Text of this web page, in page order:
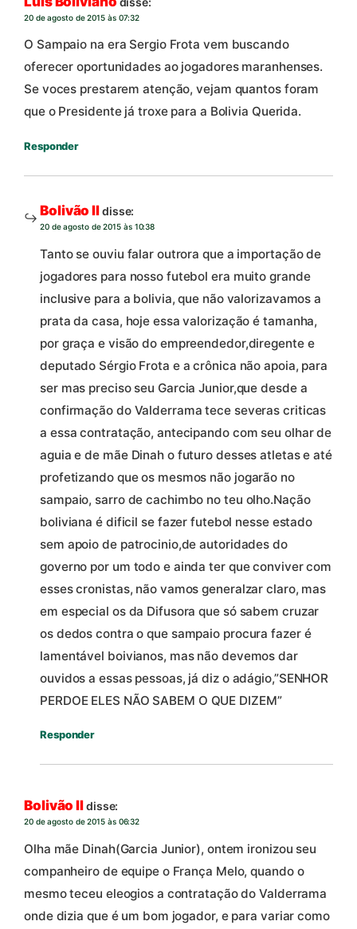
20 de agosto de 2015 às 07:32
O Sampaio na era Sergio Frota vem buscando
oferecer oportunidades ao jogadores maranhenses.
Se voces prestarem atenção, vejam quantos foram
que o Presidente já troxe para a Bolivia Querida.
Responder
Bolivão IIdisse:
20 de agosto de 2015 às 10:38
Tanto se ouviu falar outrora que a importação de
jogadores para nosso futebol era muito grande
inclusive para a bolivia, que não valorizavamos a
prata da casa, hoje essa valorização é tamanha,
por graça e visão do empreendedor,diregente e
deputado Sérgio Frota e a crônica não apoia, para
ser mas preciso seu Garcia Junior,que desde a
confirmação do Valderrama tece severas criticas
a essa contratação, antecipando com seu olhar de
aguia e de mãe Dinah o futuro desses atletas e até
profetizando que os mesmos não jogarão no
sampaio, sarro de cachimbo no teu olho.Nação
boliviana é dificil se fazer futebol nesse estado
sem apoio de patrocinio,de autoridades do
governo por um todo e ainda ter que conviver com
esses cronistas, não vamos generalzar claro, mas
em especial os da Difusora que só sabem cruzar
os dedos contra o que sampaio procura fazer é
lamentável boivianos, mas não devemos dar
ouvidos a essas pessoas, já diz o adágio,”SENHOR
PERDOE ELES NÃO SABEM O QUE DIZEM”
Responder
Bolivão IIdisse:
20 de agosto de 2015 às 06:32
Olha mãe Dinah(Garcia Junior), ontem ironizou seu
companheiro de equipe o França Melo, quando o
mesmo teceu eleogios a contratação do Valderrama
onde dizia que é um bom jogador, e para variar como